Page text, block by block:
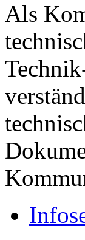
Als